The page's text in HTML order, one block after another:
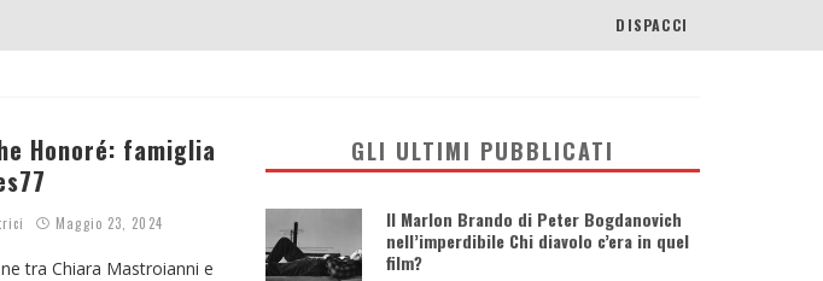
DISPACCI
Honoré: famiglia
Maggio 23, 2024
tra Chiara Mastroianni e
GLI ULTIMI PUBBLICATI
Il Marlon Brando di Peter Bogdanovich
nell’imperdibile Chi diavolo c’era in quel
film?